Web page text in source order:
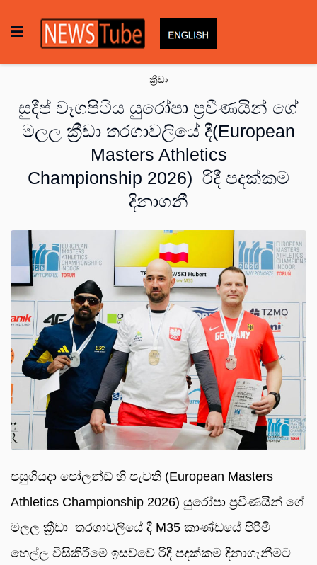
ක්‍රීඩා
සුදීප් වෑගපිටිය යුරෝපා ප්‍රවීණයින් ගේ
මලල ක්‍රීඩා තරගාවලියේ දී(European
Masters Athletics
Championship 2026) රිදී පදක්කම
දිනාගනී
පසුගියදා පෝලන්ඩ් හි පැවති (European Masters
Athletics Championship 2026) යුරෝපා ප්‍රවීණයින් ගේ
මලල ක්‍රීඩා තරගාවලියේ දී M35 කාණ්ඩයේ පිරිමි
හෙල්ල විසිකිරීමේ ඉසව්වේ රිදී පදක්කම දිනාගැනීමට